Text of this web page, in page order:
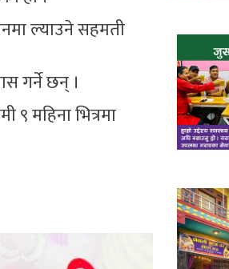
ल्याउने सहमती
गर्ने छन् ।
९ महिना भित्रमा